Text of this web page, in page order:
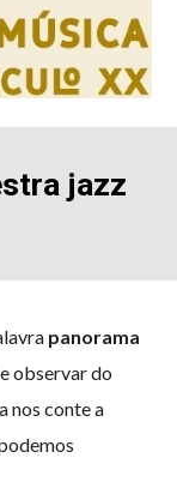
jazz
panorama
observar do
nos conte a